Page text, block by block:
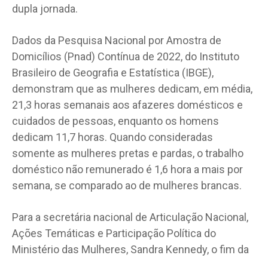
dupla jornada.
Dados da Pesquisa Nacional por Amostra de
Domicílios (Pnad) Contínua de 2022, do Instituto
Brasileiro de Geografia e Estatística (IBGE),
demonstram que as mulheres dedicam, em média,
21,3 horas semanais aos afazeres domésticos e
cuidados de pessoas, enquanto os homens
dedicam 11,7 horas. Quando consideradas
somente as mulheres pretas e pardas, o trabalho
doméstico não remunerado é 1,6 hora a mais por
semana, se comparado ao de mulheres brancas.
Para a secretária nacional de Articulação Nacional,
Ações Temáticas e Participação Política do
Ministério das Mulheres, Sandra Kennedy, o fim da